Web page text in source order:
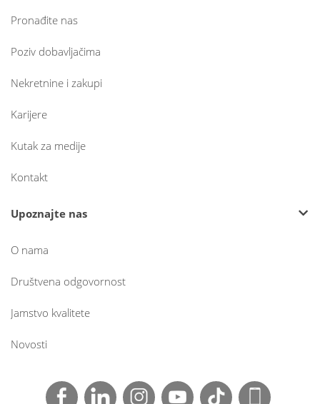
Pronađite nas
Poziv dobavljačima
Nekretnine i zakupi
Karijere
Kutak za medije
Kontakt
Upoznajte nas
O nama
Društvena odgovornost
Jamstvo kvalitete
Novosti